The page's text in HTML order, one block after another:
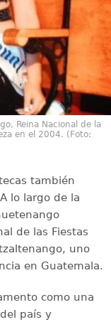
Reina Nacional de la
en el 2004. (Foto:
también
lo largo de la
de las Fiestas
uno
en Guatemala.
como una
país y